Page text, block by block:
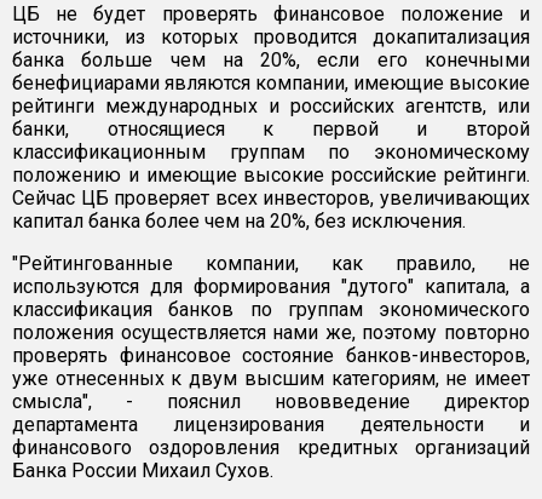
ЦБ не будет проверять финансовое положение и
источники, из которых проводится докапитализация
банка больше чем на 20%, если его конечными
бенефициарами являются компании, имеющие высокие
рейтинги международных и российских агентств, или
банки, относящиеся к первой и второй
классификационным группам по экономическому
положению и имеющие высокие российские рейтинги.
Сейчас ЦБ проверяет всех инвесторов, увеличивающих
капитал банка более чем на 20%, без исключения.
"Рейтингованные компании, как правило, не
используются для формирования "дутого" капитала, а
классификация банков по группам экономического
положения осуществляется нами же, поэтому повторно
проверять финансовое состояние банков-инвесторов,
уже отнесенных к двум высшим категориям, не имеет
смысла", - пояснил нововведение директор
департамента лицензирования деятельности и
финансового оздоровления кредитных организаций
Банка России Михаил Сухов.